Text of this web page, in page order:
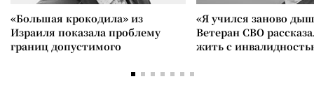
«Большая крокодила» из
Израиля показала проблему
границ допустимого
«Я учился заново
Ветеран СВО
жить с